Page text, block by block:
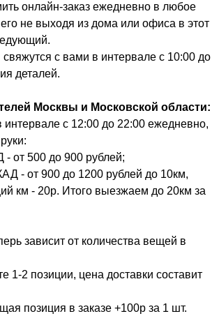
онлайн-заказ ежедневно в любое
не выходя из дома или офиса в этот
с вами в интервале с 10:00 до
деталей.
Москвы и Московской области:
интервале с 12:00 до 22:00 ежедневно,
от 500 до 900 рублей;
- от 900 до 1200 рублей до 10км,
км - 20р. Итого выезжаем до 20км за
зависит от количества вещей в
1-2 позиции, цена доставки составит
позиция в заказе +100р за 1 шт.